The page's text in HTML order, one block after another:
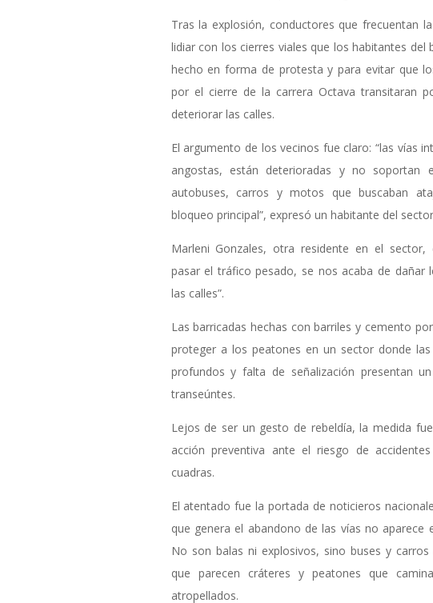
Tras la explosión, conductores que frecuentan
lidiar con los cierres viales que los habitantes del
hecho en forma de protesta y para evitar que
por el cierre de la carrera Octava transitaran
deteriorar las calles.
El argumento de los vecinos fue claro: “las vías
angostas, están deterioradas y no soportan
autobuses, carros y motos que buscaban
bloqueo principal”, expresó un habitante del
Marleni Gonzales, otra residente en el sector,
pasar el tráfico pesado, se nos acaba de dañar
las calles”.
Las barricadas hechas con barriles y cemento
proteger a los peatones en un sector donde
profundos y falta de señalización presentan
transeúntes.
Lejos de ser un gesto de rebeldía, la medida
acción preventiva ante el riesgo de
cuadras.
El atentado fue la portada de noticieros
que genera el abandono de las vías no aparece
No son balas ni explosivos, sino buses y
que parecen cráteres y peatones que
atropellados.